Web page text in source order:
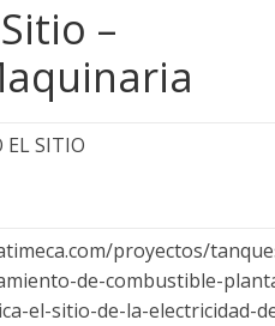
–
EL SITIO
proyectos/
de-combustible-
el-sitio-de-la-electricidad-